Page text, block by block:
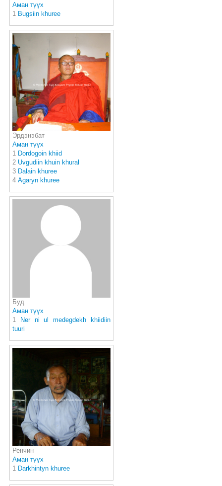
Аман түүх
1 Bugsiin khuree
Эрдэнэбат
Аман түүх
1 Dordogoin khiid
2 Uvgudiin khuin khural
3 Dalain khuree
4 Аgaryn khuree
Буд
Аман түүх
1 Ner ni ul medegdekh khiidiin
tuuri
Ренчин
Аман түүх
1 Darkhintyn khuree